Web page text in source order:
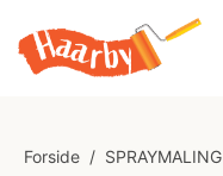
Forside / SPRAYMALING